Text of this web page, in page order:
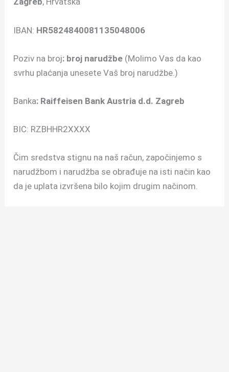
IBAN: HR5824840081135048006
Poziv na broj: broj narudžbe (Molimo Vas da kao
svrhu plaćanja unesete Vaš broj narudžbe.)
Banka: Raiffeisen Bank Austria d.d. Zagreb
BIC: RZBHHR2XXXX
Čim sredstva stignu na naš račun, započinjemo s
narudžbom i narudžba se obrađuje na isti način kao
da je uplata izvršena bilo kojim drugim načinom.